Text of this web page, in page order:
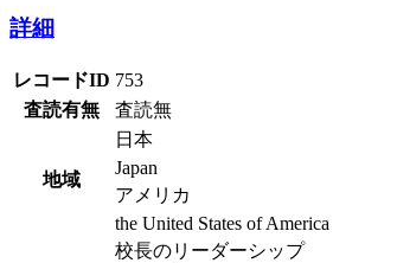
詳細
レコードID 753
査読有無
査読無
地域
日本
Japan
アメリカ
the United States of America
校長のリーダーシップ